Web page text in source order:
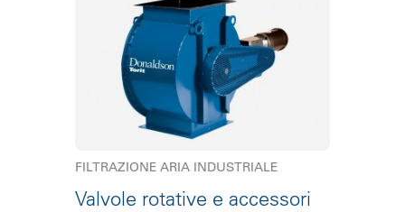
FILTRAZIONE ARIA INDUSTRIALE
Valvole rotative e accessori